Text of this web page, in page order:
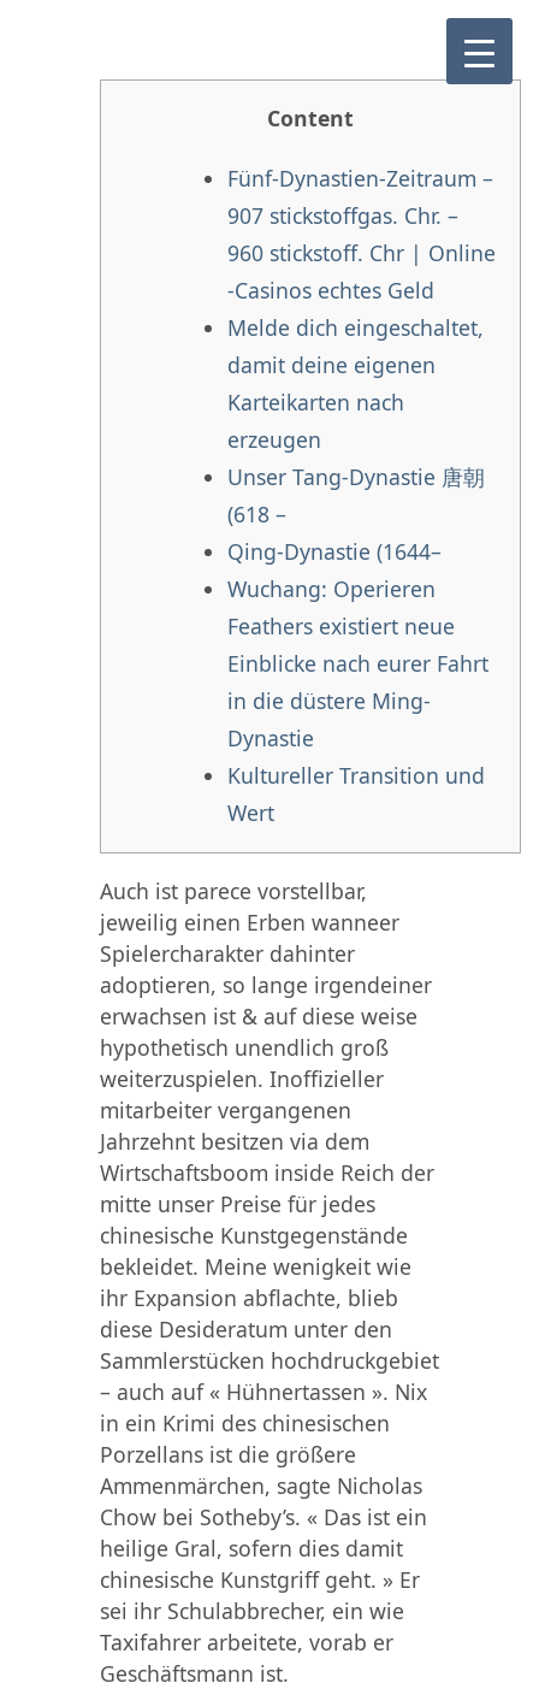
Content
Fünf-Dynastien-Zeitraum –
907 stickstoffgas. Chr. –
960 stickstoff. Chr | Online
-Casinos echtes Geld
Melde dich eingeschaltet,
damit deine eigenen
Karteikarten nach
erzeugen
Unser Tang-Dynastie 唐朝
(618 –
Qing-Dynastie (1644–
Wuchang: Operieren
Feathers existiert neue
Einblicke nach eurer Fahrt
in die düstere Ming-
Dynastie
Kultureller Transition und
Wert
Auch ist parece vorstellbar,
jeweilig einen Erben wanneer
Spielercharakter dahinter
adoptieren, so lange irgendeiner
erwachsen ist & auf diese weise
hypothetisch unendlich groß
weiterzuspielen. Inoffizieller
mitarbeiter vergangenen
Jahrzehnt besitzen via dem
Wirtschaftsboom inside Reich der
mitte unser Preise für jedes
chinesische Kunstgegenstände
bekleidet. Meine wenigkeit wie
ihr Expansion abflachte, blieb
diese Desideratum unter den
Sammlerstücken hochdruckgebiet
– auch auf « Hühnertassen ». Nix
in ein Krimi des chinesischen
Porzellans ist die größere
Ammenmärchen, sagte Nicholas
Chow bei Sotheby’s. « Das ist ein
heilige Gral, sofern dies damit
chinesische Kunstgriff geht. » Er
sei ihr Schulabbrecher, ein wie
Taxifahrer arbeitete, vorab er
Geschäftsmann ist.